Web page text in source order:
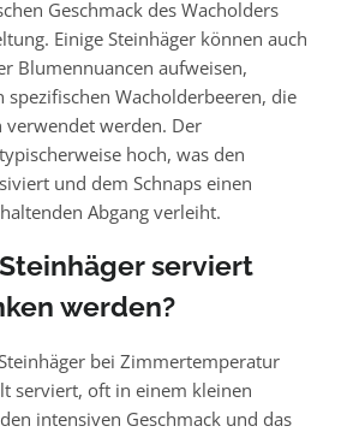
Geschmack des Wacholders
Einige Steinhäger können auch
Blumennuancen aufweisen,
spezifischen Wacholderbeeren, die
werden. Der
hoch, was den
und dem Schnaps einen
Abgang verleiht.
serviert
werden?
bei Zimmertemperatur
serviert, oft in einem kleinen
intensiven Geschmack und das